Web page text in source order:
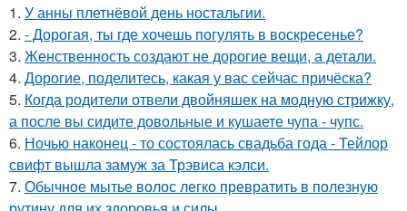
1. У анны плетнёвой день ностальгии.
2. - Дорогая, ты где хочешь погулять в воскресенье?
3. Женственность создают не дорогие вещи, а детали.
4. Дорогие, поделитесь, какая у вас сейчас причёска?
5. Когда родители отвели двойняшек на модную стрижку,
а после вы сидите довольные и кушаете чупа - чупс.
6. Ночью наконец - то состоялась свадьба года - Тейлор
свифт вышла замуж за Трэвиса кэлси.
7. Обычное мытье волос легко превратить в полезную